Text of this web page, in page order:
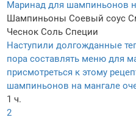
Маринад для шампиньонов
Шампиньоны Соевый соус
Чеснок Соль Специи
Наступили долгожданные
пора составлять меню для
присмотреться к этому
шампиньонов на мангале
1 ч.
2